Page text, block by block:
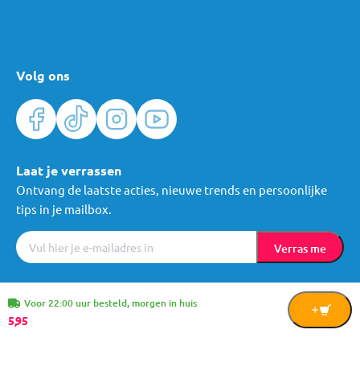
Voor 22:00 uur besteld, morgen in huis
5,95
In
Volg ons
Laat je verrassen
Ontvang de laatste acties, nieuwe trends en persoonlijke
tips in je mailbox.
Verras me
Algemene voorwaarden Privacy © Mama Loes & Kids B.V.